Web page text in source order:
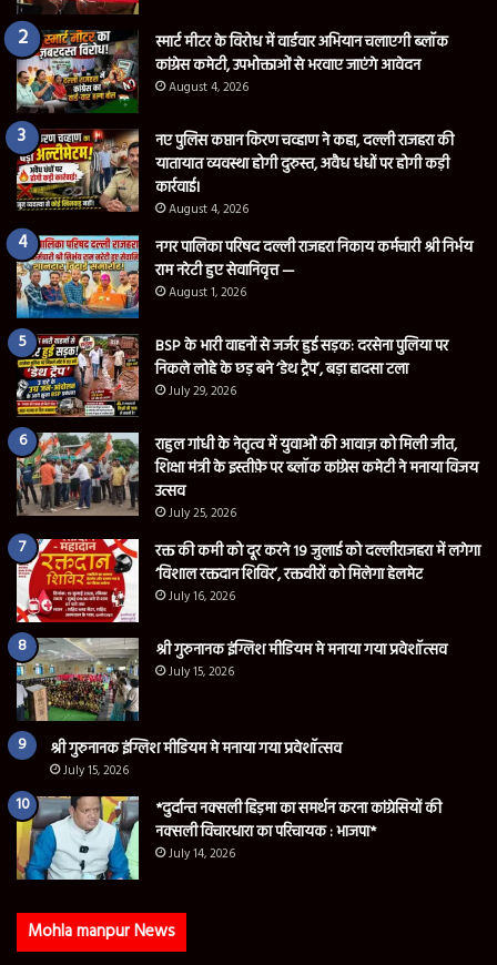
स्मार्ट मीटर के विरोध में वार्डवार अभियान चलाएगी ब्लॉक
कांग्रेस कमेटी, उपभोक्ताओं से भरवाए जाएंगे आवेदन
August 4, 2026
नए पुलिस कप्तान किरण चव्हाण ने कहा, दल्ली राजहरा की
यातायात व्यवस्था होगी दुरुस्त, अवैध धंधों पर होगी कड़ी
कार्रवाई।
August 4, 2026
नगर पालिका परिषद दल्ली राजहरा निकाय कर्मचारी श्री निर्भय
राम नरेटी हुए सेवानिवृत्त —
August 1, 2026
BSP के भारी वाहनों से जर्जर हुई सड़क: दरसेना पुलिया पर
निकले लोहे के छड़ बने ‘डेथ ट्रैप’, बड़ा हादसा टला
July 29, 2026
राहुल गांधी के नेतृत्व में युवाओं की आवाज़ को मिली जीत,
शिक्षा मंत्री के इस्तीफ़े पर ब्लॉक कांग्रेस कमेटी ने मनाया विजय
उत्सव
July 25, 2026
रक्त की कमी को दूर करने 19 जुलाई को दल्लीराजहरा में लगेगा
‘विशाल रक्तदान शिविर’, रक्तवीरों को मिलेगा हेलमेट
July 16, 2026
श्री गुरुनानक इंग्लिश मीडियम मे मनाया गया प्रवेशॉत्सव
July 15, 2026
श्री गुरुनानक इंग्लिश मीडियम मे मनाया गया प्रवेशॉत्सव
July 15, 2026
*दुर्दान्त नक्सली हिड़मा का समर्थन करना कांग्रेसियों की
नक्सली विचारधारा का परिचायक : भाजपा*
July 14, 2026
Mohla manpur News